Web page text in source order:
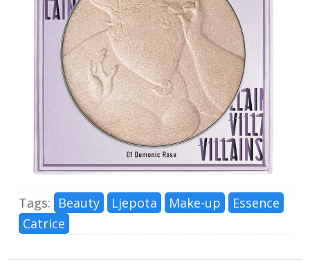
Tags: Beauty Ljepota Make-up
Essence
Catrice